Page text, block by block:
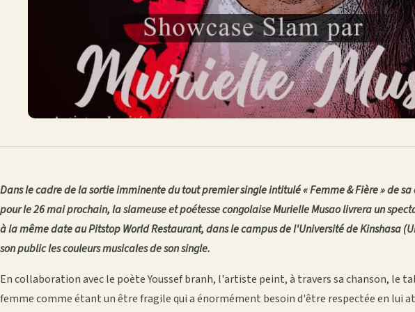
Dans le cadre de la sortie imminente du tout premier single intitulé « Femme & Fière » de
pour le 26 mai prochain, la slameuse et poétesse congolaise Murielle Musao livrera un
à la même date au Pitstop World Restaurant, dans le campus de l'Université de Kinshasa
son public les couleurs musicales de son single.
En collaboration avec le poète Youssef branh, l'artiste peint, à travers sa chanson, le
femme comme étant un être fragile qui a énormément besoin d'être respectée en